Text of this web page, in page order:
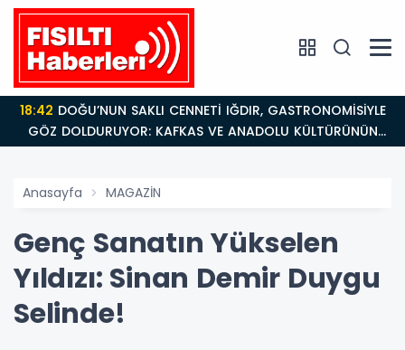
18:42
GÖZ DOLDURUYOR: KAFKAS VE ANADOLU KÜLTÜRÜNÜN
BULUŞMA NOKTASI
Anasayfa MAGAZİN
Genç Sanatın Yükselen
Yıldızı: Sinan Demir Duygu
Selinde!